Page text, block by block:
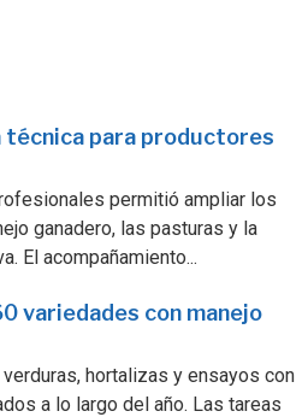
técnica para productores
permitió ampliar los
ganadero, las pasturas y la
El acompañamiento...
variedades con manejo
hortalizas y ensayos con
a lo largo del año. Las tareas